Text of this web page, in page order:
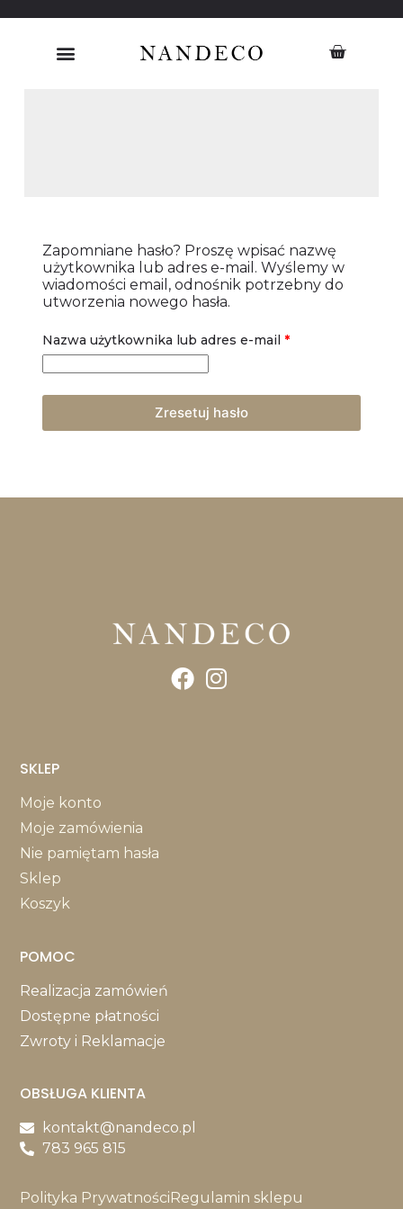
Zapomniane hasło? Proszę wpisać nazwę
użytkownika lub adres e-mail. Wyślemy w
wiadomości email, odnośnik potrzebny do
utworzenia nowego hasła.
Nazwa użytkownika lub adres e-mail *
Zresetuj hasło
SKLEP
Moje konto
Moje zamówienia
Nie pamiętam hasła
Sklep
Koszyk
POMOC
Realizacja zamówień
Dostępne płatności
Zwroty i Reklamacje
OBSŁUGA KLIENTA
kontakt@nandeco.pl
783 965 815
Polityka PrywatnościRegulamin sklepu